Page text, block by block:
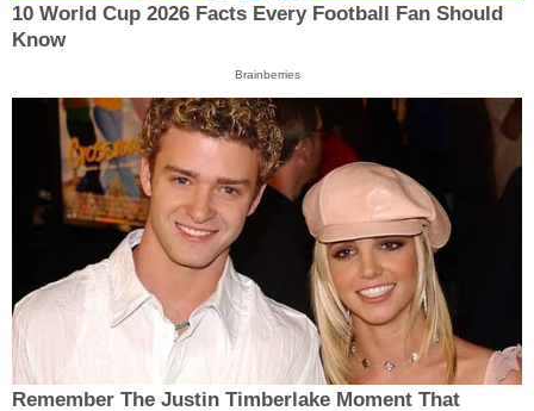
10 World Cup 2026 Facts Every Football Fan Should
Know
Brainberries
Remember The Justin Timberlake Moment That